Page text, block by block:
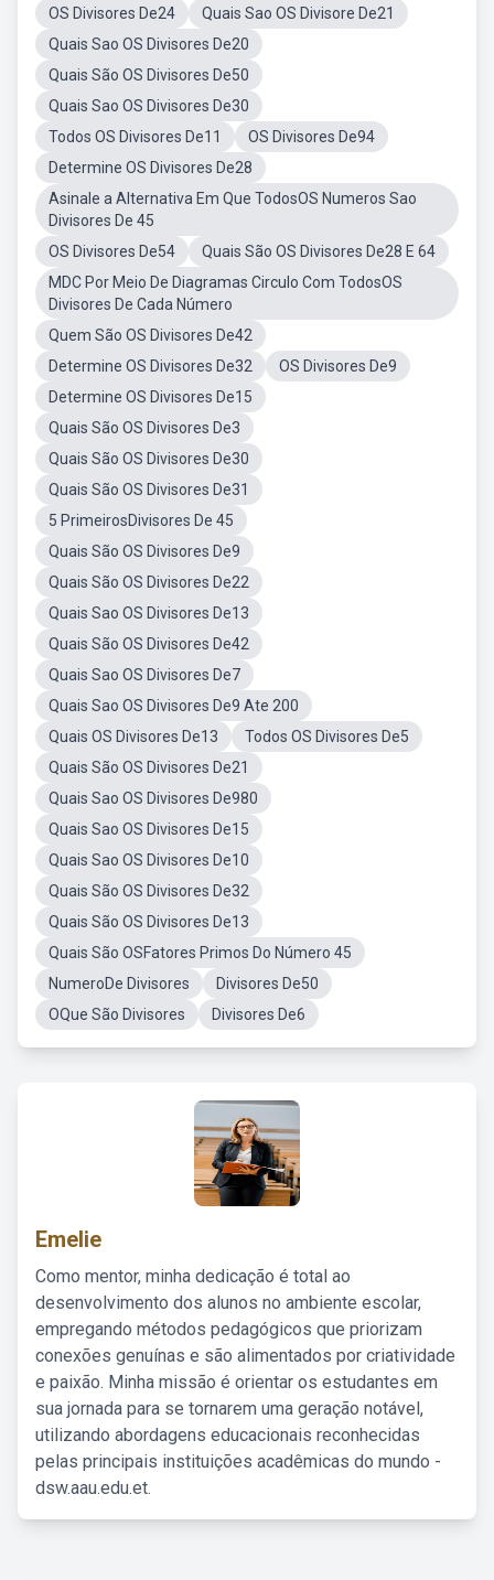
OS Divisores De24
Quais Sao OS Divisore De21
Quais Sao OS Divisores De20
Quais São OS Divisores De50
Quais Sao OS Divisores De30
Todos OS Divisores De11
OS Divisores De94
Determine OS Divisores De28
Asinale a Alternativa Em Que TodosOS Numeros Sao
Divisores De 45
OS Divisores De54
Quais São OS Divisores De28 E 64
MDC Por Meio De Diagramas Circulo Com TodosOS
Divisores De Cada Número
Quem São OS Divisores De42
Determine OS Divisores De32
OS Divisores De9
Determine OS Divisores De15
Quais São OS Divisores De3
Quais São OS Divisores De30
Quais São OS Divisores De31
5 PrimeirosDivisores De 45
Quais São OS Divisores De9
Quais São OS Divisores De22
Quais Sao OS Divisores De13
Quais São OS Divisores De42
Quais Sao OS Divisores De7
Quais Sao OS Divisores De9 Ate 200
Quais OS Divisores De13
Todos OS Divisores De5
Quais São OS Divisores De21
Quais Sao OS Divisores De980
Quais Sao OS Divisores De15
Quais Sao OS Divisores De10
Quais São OS Divisores De32
Quais São OS Divisores De13
Quais São OSFatores Primos Do Número 45
NumeroDe Divisores
Divisores De50
OQue São Divisores
Divisores De6
Emelie
Como mentor, minha dedicação é total ao
desenvolvimento dos alunos no ambiente escolar,
empregando métodos pedagógicos que priorizam
conexões genuínas e são alimentados por criatividade
e paixão. Minha missão é orientar os estudantes em
sua jornada para se tornarem uma geração notável,
utilizando abordagens educacionais reconhecidas
pelas principais instituições acadêmicas do mundo -
dsw.aau.edu.et.